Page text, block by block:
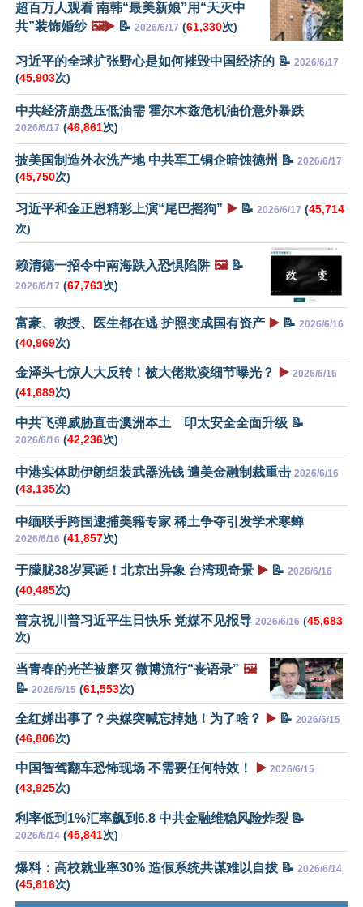
超百万人观看 南韩“最美新娘”用“天灭中
共”装饰婚纱 🖼️▶️ 📝 2026/6/17 (61,330次)
习近平的全球扩张野心是如何摧毁中国经济的 📝 2026/6/17
(45,903次)
中共经济崩盘压低油需 霍尔木兹危机油价意外暴跌
2026/6/17 (46,861次)
披美国制造外衣洗产地 中共军工铜企暗蚀德州 📝 2026/6/17
(45,750次)
习近平和金正恩精彩上演“尾巴摇狗” ▶️ 📝 2026/6/17 (45,714
次)
赖清德一招令中南海跌入恐惧陷阱 🖼️📝
2026/6/17 (67,763次)
富豪、教授、医生都在逃 护照变成国有资产 ▶️ 📝 2026/6/16
(40,969次)
金泽头七惊人大反转！被大佬欺凌细节曝光？ ▶️ 2026/6/16
(41,689次)
中共飞弹威胁直击澳洲本土 印太安全全面升级 📝
2026/6/16 (42,236次)
中港实体助伊朗组装武器洗钱 遭美金融制裁重击 2026/6/16
(43,135次)
中缅联手跨国逮捕美籍专家 稀土争夺引发学术寒蝉
2026/6/16 (41,857次)
于朦胧38岁冥诞！北京出异象 台湾现奇景 ▶️ 📝 2026/6/16
(40,485次)
普京祝川普习近平生日快乐 党媒不见报导 2026/6/16 (45,683
次)
当青春的光芒被磨灭 微博流行“丧语录” 🖼️
📝 2026/6/15 (61,553次)
全红婵出事了？央媒突喊忘掉她！为了啥？ ▶️ 📝 2026/6/15
(46,806次)
中国智驾翻车恐怖现场 不需要任何特效！ ▶️ 2026/6/15
(43,925次)
利率低到1%汇率飙到6.8 中共金融维稳风险炸裂 📝
2026/6/14 (45,841次)
爆料：高校就业率30% 造假系统共谋难以自拔 📝 2026/6/14
(45,816次)